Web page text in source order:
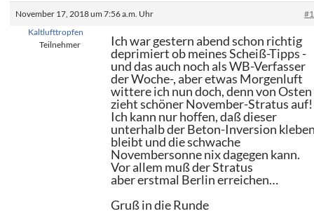
November 17, 2018 um 7:56 a.m. Uhr
Kaltlufttropfen
Teilnehmer
Ich war gestern abend schon richtig
deprimiert ob meines Scheiß-Tipps -
und das auch noch als WB-Verfasser
der Woche-, aber etwas Morgenluft
wittere ich nun doch, denn von Osten
zieht schöner November-Stratus auf!
Ich kann nur hoffen, daß dieser
unterhalb der Beton-Inversion
bleibt und die schwache
Novembersonne nix dagegen kann.
Vor allem muß der Stratus
aber erstmal Berlin erreichen…
Gruß in die Runde